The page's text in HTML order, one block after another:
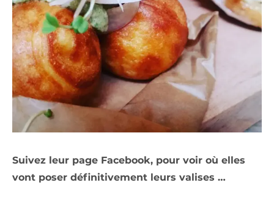
Suivez leur page Facebook, pour voir où elles
vont poser définitivement leurs valises …